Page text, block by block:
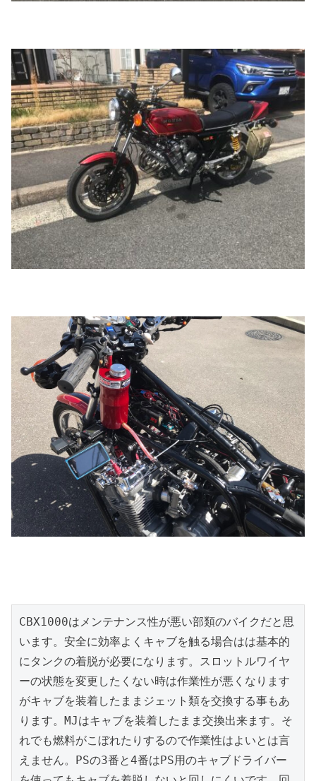
CBX1000はメンテナンス性が悪い部類のバイクだと思
います。安全に効率よくキャブを触る場合はは基本的
にタンクの着脱が必要になります。スロットルワイヤ
ーの状態を変更したくない時は作業性が悪くなります
がキャブを装着したままジェット類を交換する事もあ
ります。MJはキャブを装着したまま交換出来ます。そ
れでも燃料がこぼれたりするので作業性はよいとは言
えません。PSの3番と4番はPS用のキャブドライバー